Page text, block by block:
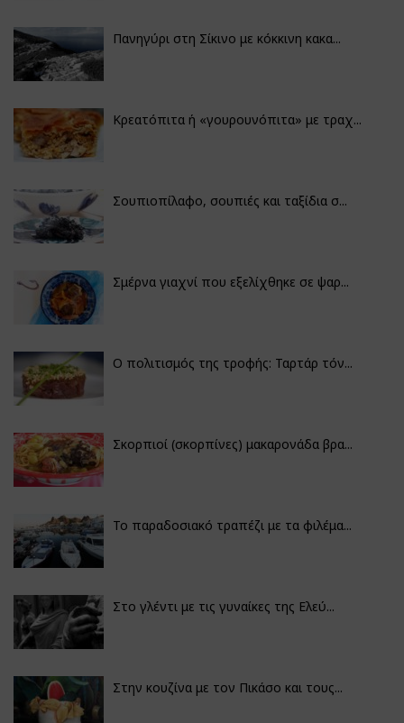
Πανηγύρι στη Σίκινο με κόκκινη κακα...
Κρεατόπιτα ή «γουρουνόπιτα» με τραχ...
Σουπιοπίλαφο, σουπιές και ταξίδια σ...
Σμέρνα γιαχνί που εξελίχθηκε σε ψαρ...
Ο πολιτισμός της τροφής: Ταρτάρ τόν...
Σκορπιοί (σκορπίνες) μακαρονάδα βρα...
Το παραδοσιακό τραπέζι με τα φιλέμα...
Στο γλέντι με τις γυναίκες της Ελεύ...
Στην κουζίνα με τον Πικάσο και τους...